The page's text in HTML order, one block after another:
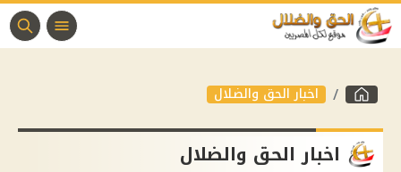
اخبار الحق والضلال
اخبار الحق والضلال